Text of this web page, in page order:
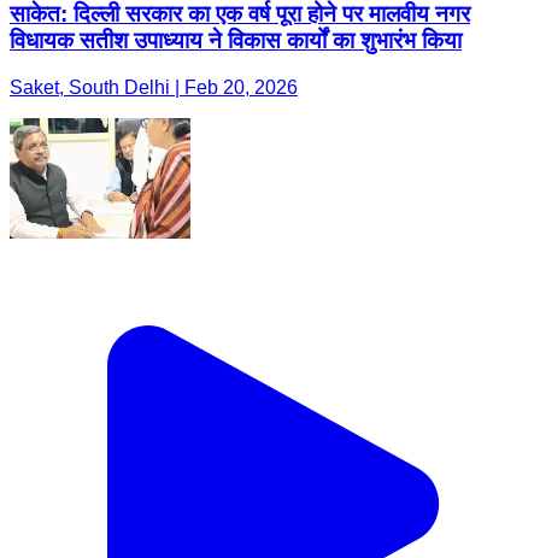
साकेत: दिल्ली सरकार का एक वर्ष पूरा होने पर मालवीय नगर
विधायक सतीश उपाध्याय ने विकास कार्यों का शुभारंभ किया
Saket, South Delhi | Feb 20, 2026